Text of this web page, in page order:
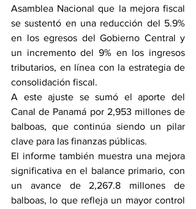
Asamblea Nacional que la mejora fiscal
se sustentó en una reducción del 5.9%
en los egresos del Gobierno Central y
un incremento del 9% en los ingresos
tributarios, en línea con la estrategia de
consolidación fiscal.
A este ajuste se sumó el aporte del
Canal de Panamá por 2,953 millones de
balboas, que continúa siendo un pilar
clave para las finanzas públicas.
El informe también muestra una mejora
significativa en el balance primario, con
un avance de 2,267.8 millones de
balboas, lo que refleja un mayor control